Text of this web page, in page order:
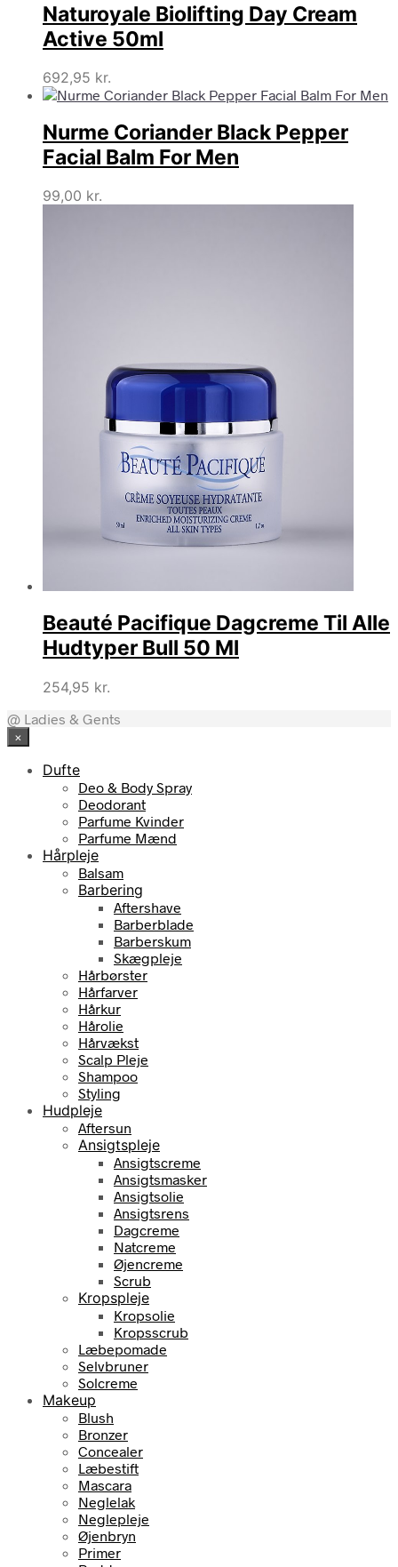
Naturoyale Biolifting Day Cream
Active 50ml
692,95 kr.
Nurme Coriander Black Pepper
Facial Balm For Men
99,00 kr.
Beauté Pacifique Dagcreme Til Alle
Hudtyper Bull 50 Ml
254,95 kr.
@ Ladies & Gents
×
Dufte
Deo & Body Spray
Deodorant
Parfume Kvinder
Parfume Mænd
Hårpleje
Balsam
Barbering
Aftershave
Barberblade
Barberskum
Skægpleje
Hårbørster
Hårfarver
Hårkur
Hårolie
Hårvækst
Scalp Pleje
Shampoo
Styling
Hudpleje
Aftersun
Ansigtspleje
Ansigtscreme
Ansigtsmasker
Ansigtsolie
Ansigtsrens
Dagcreme
Natcreme
Øjencreme
Scrub
Kropspleje
Kropsolie
Kropsscrub
Læbepomade
Selvbruner
Solcreme
Makeup
Blush
Bronzer
Concealer
Læbestift
Mascara
Neglelak
Neglepleje
Øjenbryn
Primer